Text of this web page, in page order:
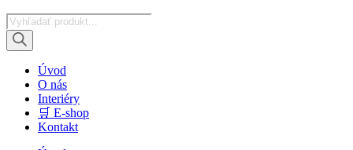
Products
search
Úvod
O nás
Interiéry
🛒 E-shop
Kontakt